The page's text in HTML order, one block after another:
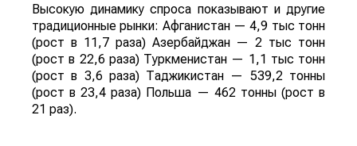
Высокую динамику спроса показывают и другие
традиционные рынки: Афганистан — 4,9 тыс тонн
(рост в 11,7 раза) Азербайджан — 2 тыс тонн
(рост в 22,6 раза) Туркменистан — 1,1 тыс тонн
(рост в 3,6 раза) Таджикистан — 539,2 тонны
(рост в 23,4 раза) Польша — 462 тонны (рост в
21 раз).